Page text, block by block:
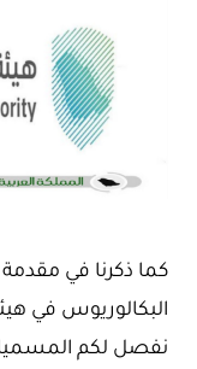
كما ذكرنا في
البكالوريوس في
نفصل لكم